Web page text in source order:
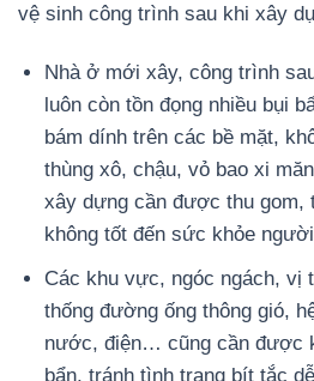
vệ sinh công trình sau khi xây
Nhà ở mới xây, công trình
luôn còn tồn đọng nhiều bụi
bám dính trên các bề mặt,
thùng xô, chậu, vỏ bao xi
xây dựng cần được thu gom,
không tốt đến sức khỏe
Các khu vực, ngóc ngách, vị
thống đường ống thông gió,
nước, điện… cũng cần được
bẩn, tránh tình trạng bít tắc